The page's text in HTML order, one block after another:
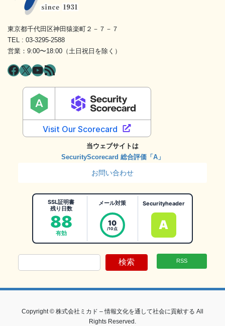
東京都千代田区神田猿楽町２－７－７
TEL : 03-3295-2588
営業：9:00〜18:00（土日祝日を除く）
Facebook
X YouTube
RSS フィード
当ウェブサイトは
SecurityScorecard 総合評価「A」
お問い合わせ
SSL証明書
残り日数
88
有効
メール対策
10
/10点
Securityheader
A
検索 RSS
Copyright © 株式会社ミカド – 情報文化を通して社会に貢献する All
Rights Reserved.